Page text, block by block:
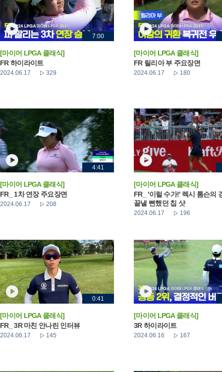
7:00
[마이어 LPGA 클래식]
FR 하이라이트
2024.06.17 329
[마이어 LPGA 클래식]
FR 릴리아 부 주요장면
2024.06.17 180
4:41
[마이어 LPGA 클래식]
FR_ 1차 연장 주요장면
2024.06.17 208
[마이어 LPGA 클래식]
FR_ '이럴 수가!' 렉시 톰슨의
끝낼 뻔했던 칩 샷
2024.06.17 196
0:41
[마이어 LPGA 클래식]
FR_ 3R 마친 안나린 인터뷰
2024.06.17 145
[마이어 LPGA 클래식]
3R 하이라이트
2024.06.16 167